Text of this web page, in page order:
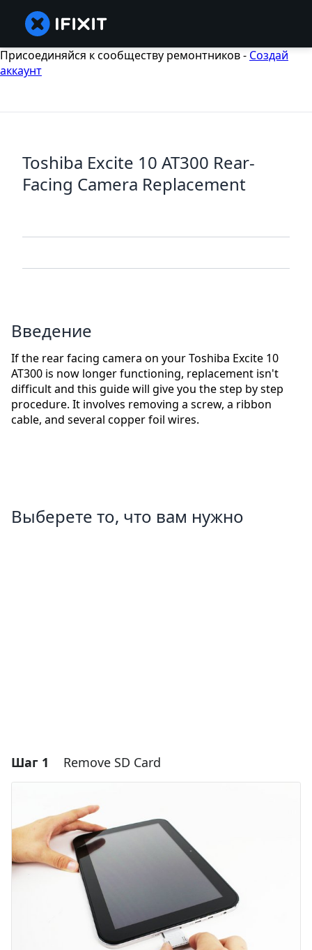
Присоединяйся к сообществу ремонтников - Создай
аккаунт
Toshiba Excite 10 AT300 Rear-
Facing Camera Replacement
Введение
If the rear facing camera on your Toshiba Excite 10
AT300 is now longer functioning, replacement isn't
difficult and this guide will give you the step by step
procedure. It involves removing a screw, a ribbon
cable, and several copper foil wires.
Выберете то, что вам нужно
Шаг 1 Remove SD Card